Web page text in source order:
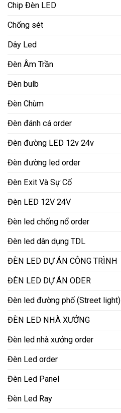
Chip Đèn LED
Chống sét
Dây Led
Đèn Âm Trần
Đèn bulb
Đèn Chùm
Đèn đánh cá order
Đèn đường LED 12v 24v
Đèn đường led order
Đèn Exit Và Sự Cố
Đèn LED 12V 24V
Đèn led chống nổ order
Đèn led dân dụng TDL
ĐÈN LED DỰ ÁN CÔNG TRÌNH
ĐÈN LED DỰ ÁN ODER
Đèn led đường phố (Street light)
ĐÈN LED NHÀ XƯỞNG
Đèn led nhà xưởng order
Đèn Led order
Đèn Led Panel
Đèn Led Ray